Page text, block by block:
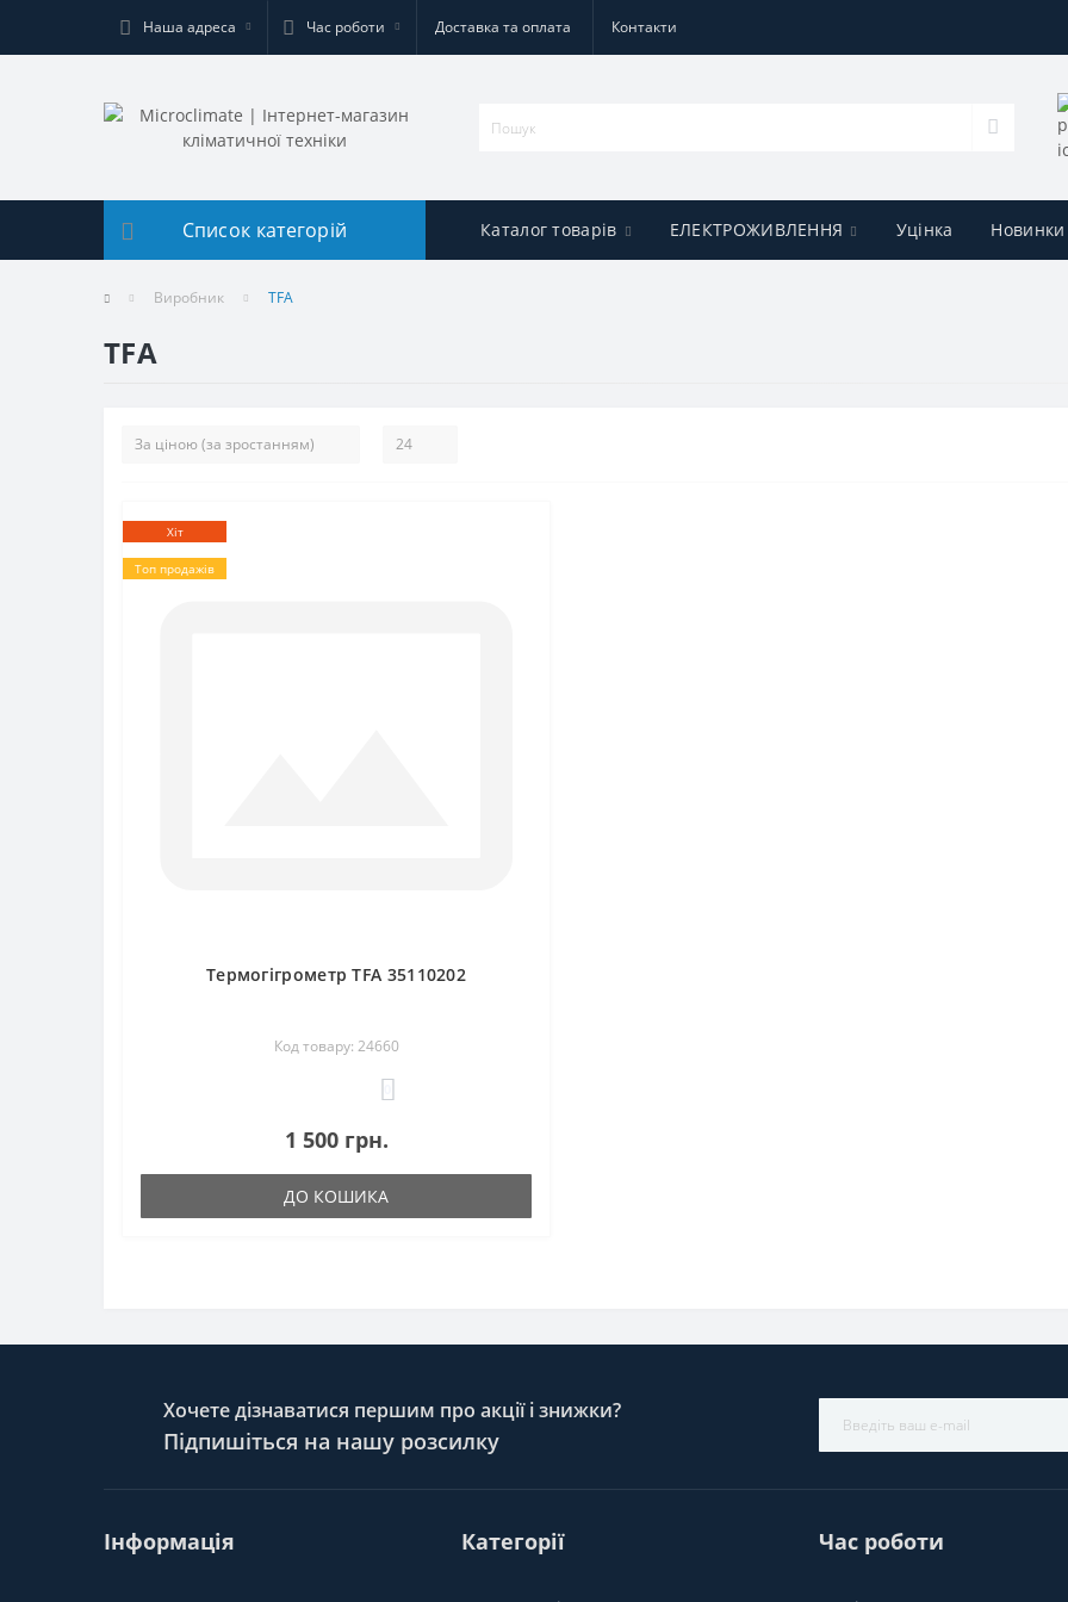
Наша адреса Час роботи Доставка та оплата Контакти
Список категорій Каталог товарів ЕЛЕКТРОЖИВЛЕННЯ Уцінка Новинки
Виробник TFA
TFA
Хіт
Топ продажів
Термогігрометр TFA 35110202
Код товару: 24660
1 500 грн.
ДО КОШИКА
Хочете дізнаватися першим про акції і знижки?
Підпишіться на нашу розсилку
Інформація Категорії Час роботи